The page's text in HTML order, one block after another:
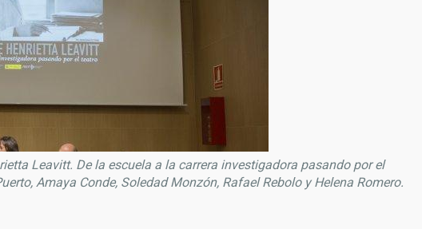
Leavitt. De la escuela a la carrera investigadora pasando por el
Amaya Conde, Soledad Monzón, Rafael Rebolo y Helena Romero.